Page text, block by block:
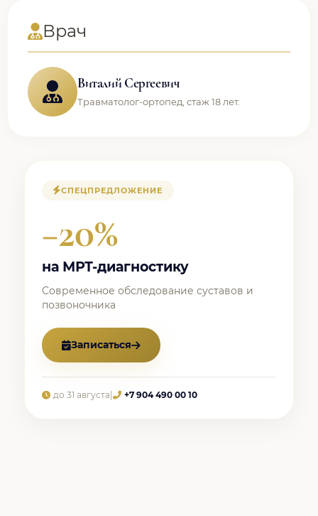
Врач
Виталий Сергеевич
Травматолог-ортопед, стаж 18 лет.
СПЕЦПРЕДЛОЖЕНИЕ
−20%
на МРТ-диагностику
Современное обследование суставов и
позвоночника
Записаться
до 31 августа +7 904 490 00 10